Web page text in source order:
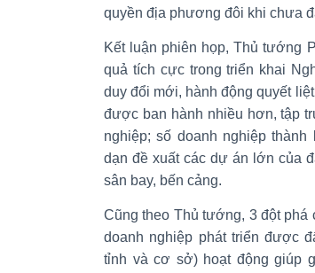
quyền địa phương đôi khi chưa
Kết luận phiên họp, Thủ tướng
quả tích cực trong triển khai
duy đổi mới, hành động quyết
được ban hành nhiều hơn, tập
nghiệp; số doanh nghiệp
dạn đề xuất các dự án lớn của
sân bay, bến cảng.
Cũng theo Thủ tướng, 3 đột
doanh nghiệp phát triển được
tỉnh và cơ sở) hoạt động giúp